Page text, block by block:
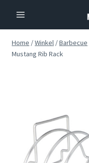
inhoud
Home /Winkel /Barbecue
Mustang Rib Rack